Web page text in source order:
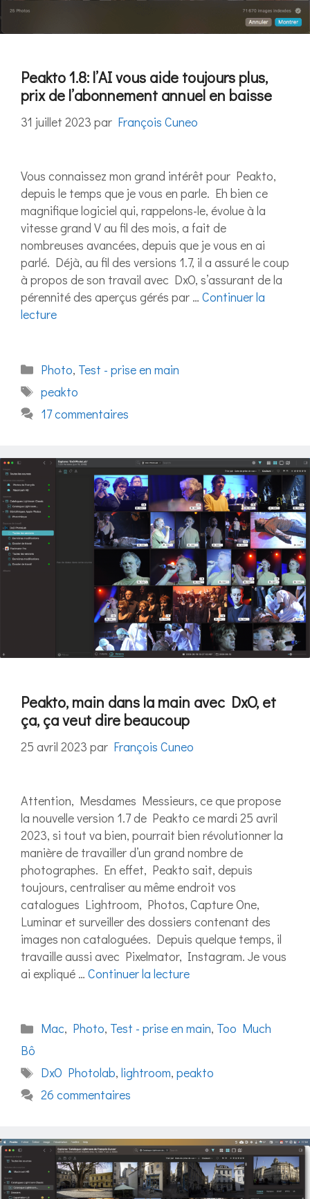
Peakto 1.8: l’AI vous aide toujours plus,
prix de l’abonnement annuel en baisse
31 juillet 2023 par François Cuneo
Vous connaissez mon grand intérêt pour Peakto,
depuis le temps que je vous en parle. Eh bien ce
magnifique logiciel qui, rappelons-le, évolue à la
vitesse grand V au fil des mois, a fait de
nombreuses avancées, depuis que je vous en ai
parlé. Déjà, au fil des versions 1.7, il a assuré le coup
à propos de son travail avec DxO, s’assurant de la
pérennité des aperçus gérés par … Continuer la
lecture
Catégories
Photo, Test - prise en main
Étiquettes
peakto
17 commentaires
Peakto, main dans la main avec DxO, et
ça, ça veut dire beaucoup
25 avril 2023 par François Cuneo
Attention, Mesdames Messieurs, ce que propose
la nouvelle version 1.7 de Peakto ce mardi 25 avril
2023, si tout va bien, pourrait bien révolutionner la
manière de travailler d’un grand nombre de
photographes. En effet, Peakto sait, depuis
toujours, centraliser au même endroit vos
catalogues Lightroom, Photos, Capture One,
Luminar et surveiller des dossiers contenant des
images non cataloguées. Depuis quelque temps, il
travaille aussi avec Pixelmator, Instagram. Je vous
ai expliqué … Continuer la lecture
Catégories
Mac, Photo, Test - prise en main, Too Much
Bô
Étiquettes
DxO Photolab, lightroom, peakto
26 commentaires